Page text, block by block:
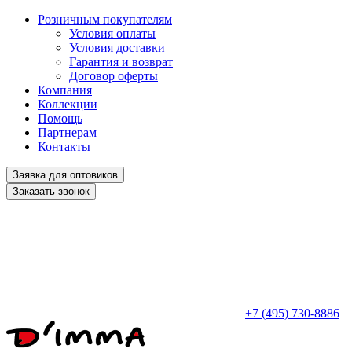
Розничным покупателям
Условия оплаты
Условия доставки
Гарантия и возврат
Договор оферты
Компания
Коллекции
Помощь
Партнерам
Контакты
Заявка для оптовиков
Заказать звонок
+7 (495) 730-8886